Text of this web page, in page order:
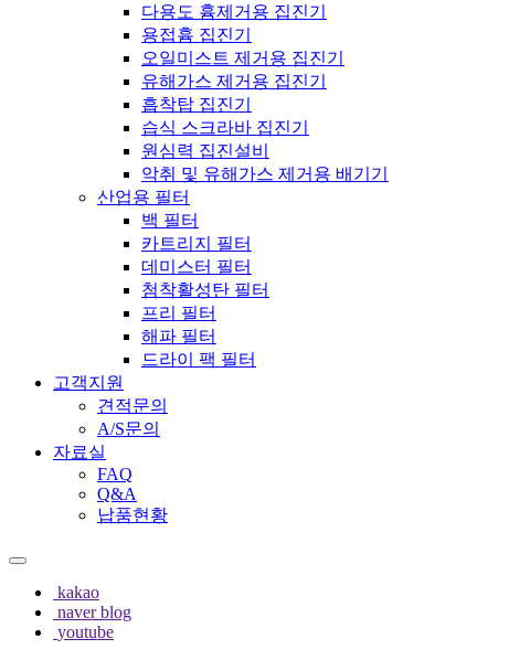
다용도 흄제거용 집진기
용접흄 집진기
오일미스트 제거용 집진기
유해가스 제거용 집진기
흡착탑 집진기
습식 스크라바 집진기
원심력 집진설비
악취 및 유해가스 제거용 배기기
산업용 필터
백 필터
카트리지 필터
데미스터 필터
첨착활성탄 필터
프리 필터
해파 필터
드라이 팩 필터
고객지원
견적문의
A/S문의
자료실
FAQ
Q&A
납품현황
kakao
naver blog
youtube